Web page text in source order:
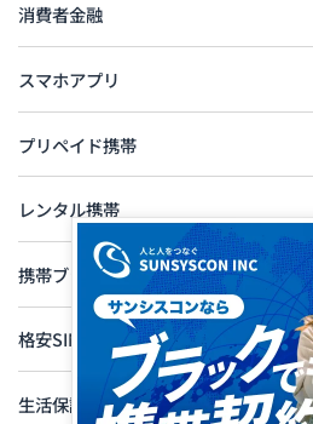
消費者金融
スマホアプリ
プリペイド携帯
レンタル携帯
携帯ブラックリスト
格安SIM
生活保護